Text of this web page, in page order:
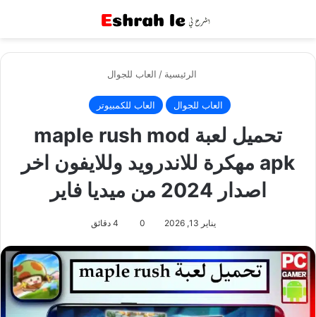
الرئيسية / العاب للجوال
العاب للجوال العاب للكمبيوتر
تحميل لعبة maple rush mod
apk مهكرة للاندرويد وللايفون اخر
اصدار 2024 من ميديا فاير
يناير 13, 2026 0